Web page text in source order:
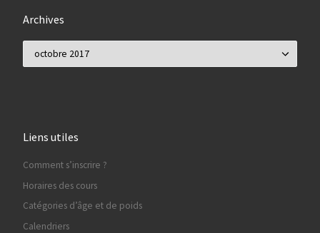
Archives
Liens utiles
Comment s’inscrire ?
Horaires des cours
Catégories d’âge et de poids
Calendriers